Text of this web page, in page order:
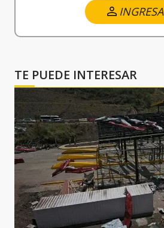
INGRESA
TE PUEDE INTERESAR